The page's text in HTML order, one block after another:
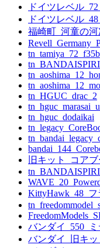
ドイツレベル
ドイツレベル
福崎町_河童の河
tn_tamiya_72_f35b
tn_HGUC_drac_2
tn_hguc_dodaikai
旧キット_コア
KittyHawk_48_
バンダイ_550_
バンダイ_旧キ